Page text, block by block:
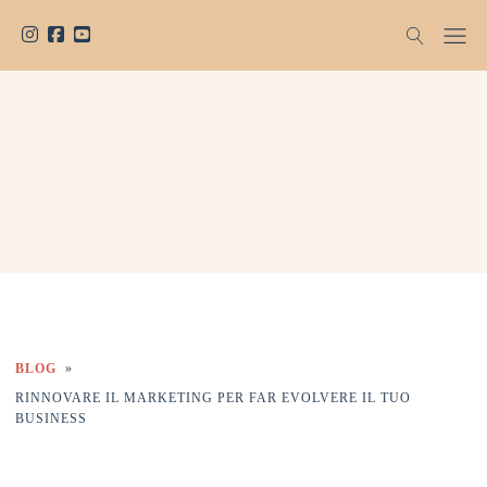
BLOG
»
RINNOVARE IL MARKETING PER FAR EVOLVERE IL TUO
BUSINESS